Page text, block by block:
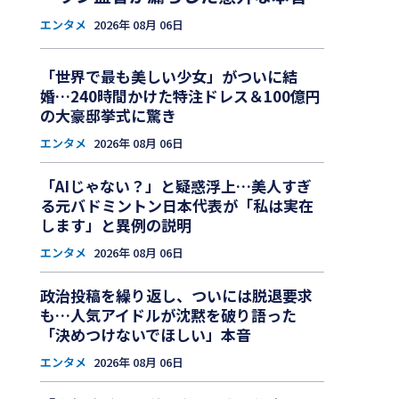
エンタメ 2026年 08月 06日
「世界で最も美しい少女」がついに結
婚…240時間かけた特注ドレス＆100億円
の大豪邸挙式に驚き
エンタメ 2026年 08月 06日
「AIじゃない？」と疑惑浮上…美人すぎ
る元バドミントン日本代表が「私は実在
します」と異例の説明
エンタメ 2026年 08月 06日
政治投稿を繰り返し、ついには脱退要求
も…人気アイドルが沈黙を破り語った
「決めつけないでほしい」本音
エンタメ 2026年 08月 06日